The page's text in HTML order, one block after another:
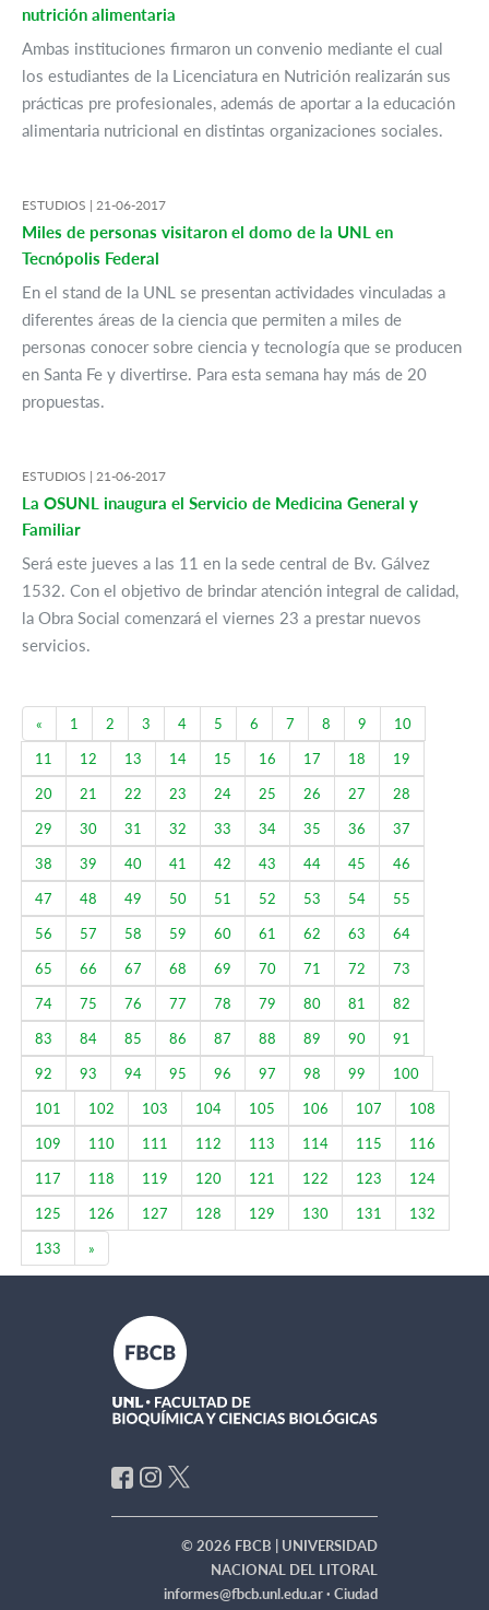
nutrición alimentaria
Ambas instituciones firmaron un convenio mediante el cual
los estudiantes de la Licenciatura en Nutrición realizarán sus
prácticas pre profesionales, además de aportar a la educación
alimentaria nutricional en distintas organizaciones sociales.
ESTUDIOS | 21-06-2017
Miles de personas visitaron el domo de la UNL en
Tecnópolis Federal
En el stand de la UNL se presentan actividades vinculadas a
diferentes áreas de la ciencia que permiten a miles de
personas conocer sobre ciencia y tecnología que se producen
en Santa Fe y divertirse. Para esta semana hay más de 20
propuestas.
ESTUDIOS | 21-06-2017
La OSUNL inaugura el Servicio de Medicina General y
Familiar
Será este jueves a las 11 en la sede central de Bv. Gálvez
1532. Con el objetivo de brindar atención integral de calidad,
la Obra Social comenzará el viernes 23 a prestar nuevos
servicios.
« Previous
1 2 3 4 5 6 7 8 9
10
11
12 13 14 15 16 17 18
19
20
21 22 23 24 25 26 27
28
29
30 31 32 33 34 35 36
37
38
39 40 41 42 43 44 45
46
47
48 49 50 51 52 53 54
55
56
57 58 59 60 61 62 63
64
65
66 67 68 69 70 71 72
73
74
75 76 77 78 79 80 81
82
83
84 85 86 87 88 89 90
91
92
93 94 95 96 97 98 99
100
101
102 103 104 105 106 107
108
109
110 111 112 113 114 115
116
117
118 119 120 121 122 123
124
125
126 127 128 129 130 131
132
133
»
© 2026 FBCB | UNIVERSIDAD
NACIONAL DEL LITORAL
informes@fbcb.unl.edu.ar ·Ciudad